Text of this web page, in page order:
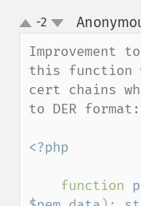
up
down
-2
Improvement
this function
cert chains
to DER format:
<?php
function